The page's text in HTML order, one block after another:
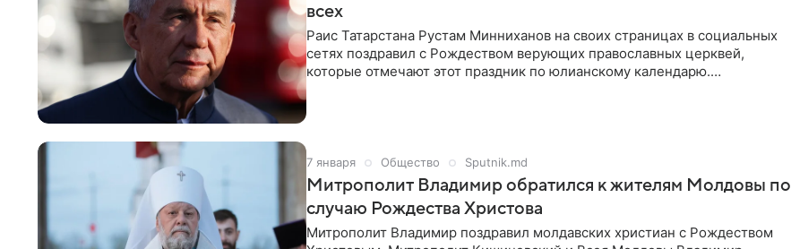
всех
Раис Татарстана Рустам Минниханов на своих страницах в социальных
сетях поздравил с Рождеством верующих православных церквей,
которые отмечают этот праздник по юлианскому календарю.
7 января Общество Sputnik.md
Митрополит Владимир обратился к жителям Молдовы по
случаю Рождества Христова
Митрополит Владимир поздравил молдавских христиан с Рождеством